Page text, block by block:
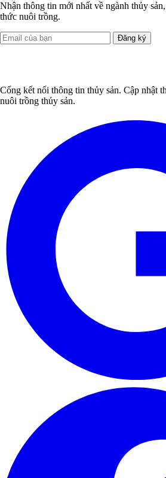
Nhận thông tin mới nhất về ngành thủy
thức nuôi trồng.
Đăng ký
Cổng kết nối thông tin thủy sản. Cập nhật
nuôi trồng thủy sản.